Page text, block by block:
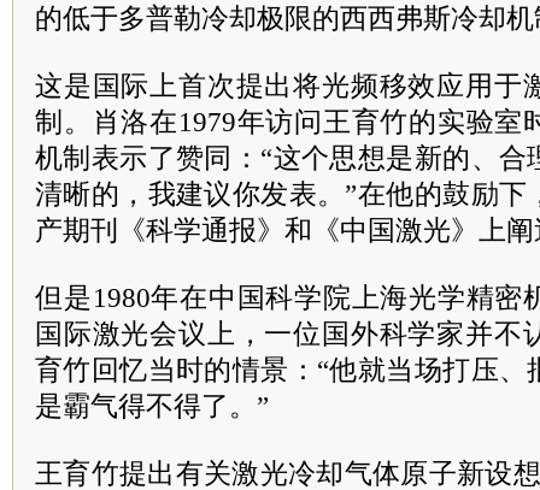
的低于多普勒冷却极限的西西弗斯冷却
这是国际上首次提出将光频移效应用于
制。肖洛在1979年访问王育竹的实验室
机制表示了赞同：“这个思想是新的、
清晰的，我建议你发表。”在他的鼓励
产期刊《科学通报》和《中国激光》上
但是1980年在中国科学院上海光学精密
国际激光会议上，一位国外科学家并不
育竹回忆当时的情景：“他就当场打压
是霸气得不得了。”
王育竹提出有关激光冷却气体原子新设